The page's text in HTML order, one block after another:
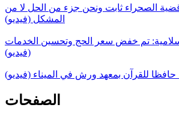
قضية الصحراء ثابت ونحن جزء من الحل لا من
المشكل (فيديو)
تم خفض سعر الحج وتحسين الخدمات
(فيديو)
الصفحات